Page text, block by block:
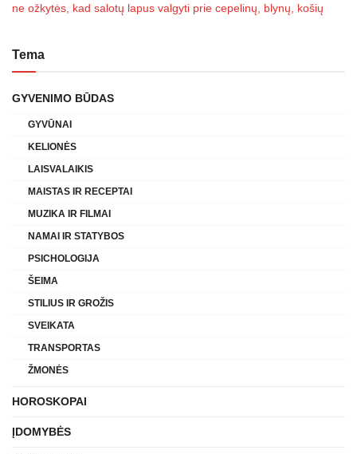
ne ožkytės, kad salotų lapus valgyti prie cepelinų, blynų, košių
Tema
GYVENIMO BŪDAS
GYVŪNAI
KELIONĖS
LAISVALAIKIS
MAISTAS IR RECEPTAI
MUZIKA IR FILMAI
NAMAI IR STATYBOS
PSICHOLOGIJA
ŠEIMA
STILIUS IR GROŽIS
SVEIKATA
TRANSPORTAS
ŽMONĖS
HOROSKOPAI
ĮDOMYBĖS